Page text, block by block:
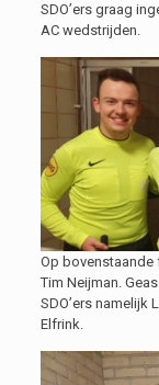
SDO’ers graag
AC wedstrijden.
Op bovenstaande
Tim Neijman.
SDO’ers namelijk
Elfrink.